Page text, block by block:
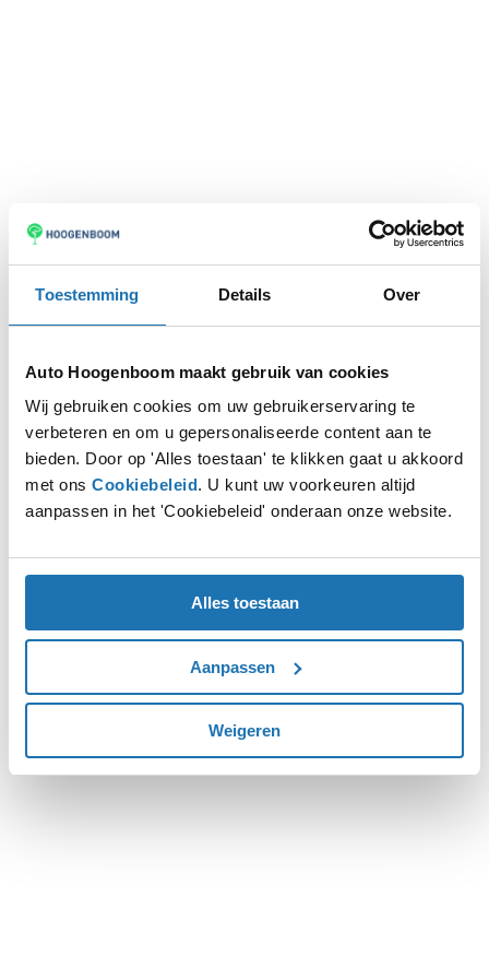
Toestemming Details Over
Auto Hoogenboom maakt gebruik van cookies
Wij gebruiken cookies om uw gebruikerservaring te
verbeteren en om u gepersonaliseerde content aan te
bieden. Door op 'Alles toestaan' te klikken gaat u akkoord
met ons Cookiebeleid. U kunt uw voorkeuren altijd
aanpassen in het 'Cookiebeleid' onderaan onze website.
Alles toestaan
Aanpassen
Weigeren
Application error: aclient-side exception has occurred while
loadingwww.autohoogenboom.nl (see the browser console
more information).